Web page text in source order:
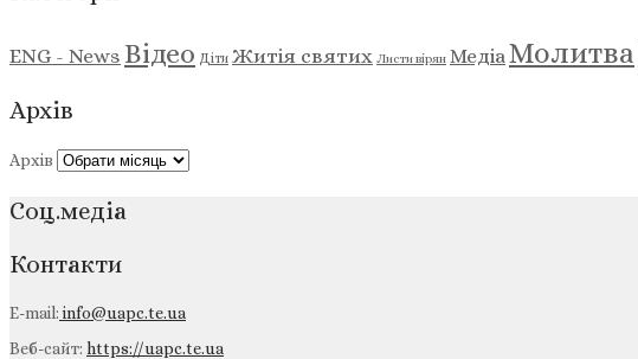
ENG - News Відео Діти Житія святих Листи вірян Медіа Молитва
Архів
Архів
Соц.медіа
Контакти
E-mail:info@uapc.te.ua
Веб-сайт: https://uapc.te.ua